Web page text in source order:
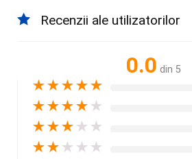
Recenzii ale utilizatorilor
0.0 din 5
★★★★★
★★★★ ★
★★★ ★ ★
★★ ★ ★ ★